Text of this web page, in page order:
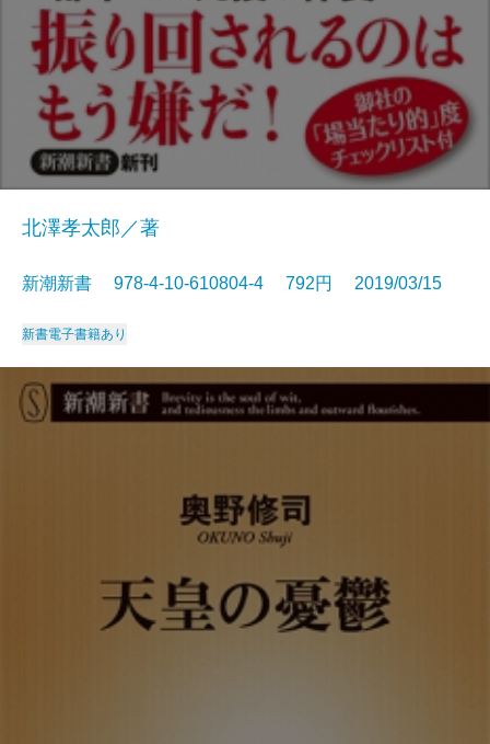
北澤孝太郎／著
新潮新書 978-4-10-610804-4 792円 2019/03/15
新書電子書籍あり